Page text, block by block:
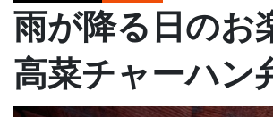
雨が降る日のお
高菜チャーハン